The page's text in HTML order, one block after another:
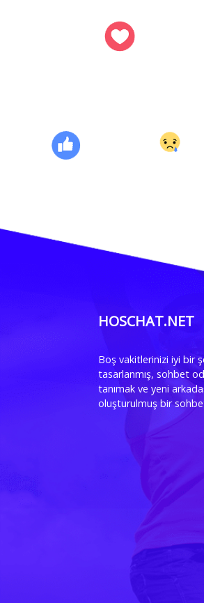
HOSCHAT.NET
Boş vakitlerinizi iyi bir
tasarlanmış, sohbet
tanımak ve yeni
oluşturulmuş bir